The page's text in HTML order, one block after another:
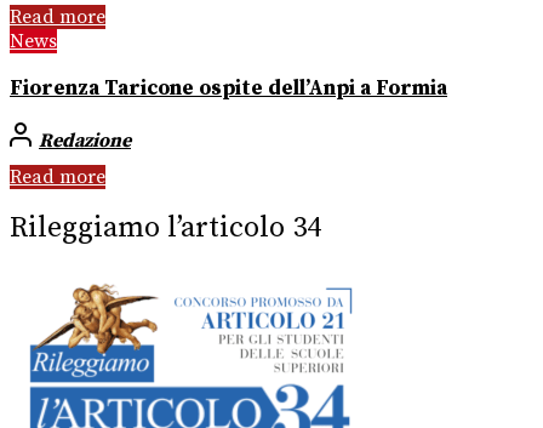
Read more
News
Fiorenza Taricone ospite dell’Anpi a Formia
Redazione
Read more
Rileggiamo l’articolo 34